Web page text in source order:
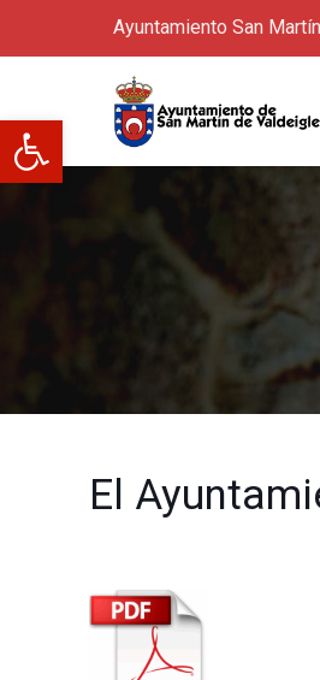
Abrir barra de herramientas
Ayuntamiento San
El